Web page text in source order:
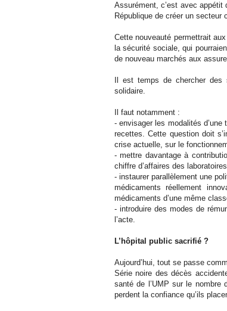
Assurément, c’est avec appétit
République de créer un secteur
Cette nouveauté permettrait
la sécurité sociale, qui
de nouveau marchés aux
Il est temps de chercher
solidaire.
Il faut notamment :
- envisager les modalités
recettes. Cette question doit
crise actuelle, sur le
- mettre davantage à
chiffre d’affaires des laboratoires
- instaurer parallèlement une
médicaments réellement
médicaments d’une même
- introduire des modes de
l’acte.
L’hôpital public sacrifié ?
Aujourd’hui, tout se passe
Série noire des décès
santé de l’UMP sur le
perdent la confiance qu’ils